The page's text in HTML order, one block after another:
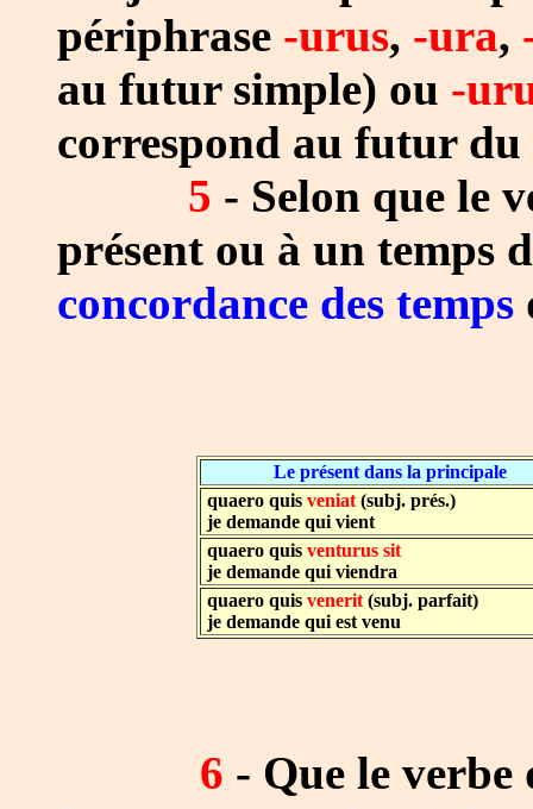
périphrase -urus, -ura,
au futur simple) ou -
correspond au futur du
5 - Selon que le
présent ou à un temps
concordance des temps
Le présent dans la principale
quaero quis veniat (subj. prés.)
je demande qui vient
quaero quis venturus sit
je demande qui viendra
quaero quis venerit (subj. parfait)
je demande qui est venu
6 - Que le